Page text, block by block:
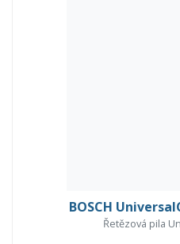
BOSCH
Řetězová pila